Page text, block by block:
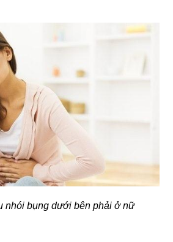
nhói bụng dưới bên phải ở nữ